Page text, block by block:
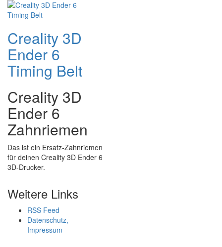
Creality 3D
Ender 6
Timing Belt
Creality 3D
Ender 6
Zahnriemen
Das ist ein Ersatz-Zahnriemen
für deinen Creality 3D Ender 6
3D-Drucker.
Weitere Links
RSS Feed
Datenschutz,
Impressum